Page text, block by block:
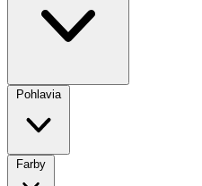
Pohlavia
Farby